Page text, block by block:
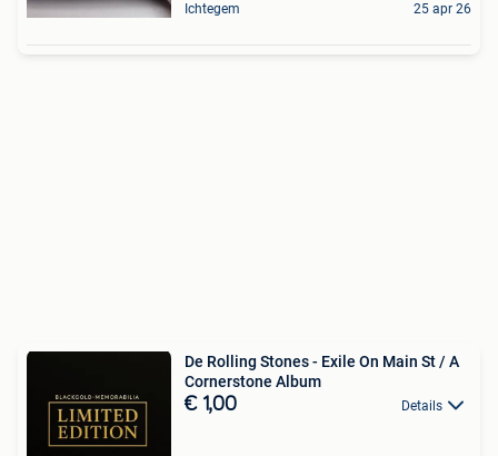
Ichtegem 25 apr 26
De Rolling Stones - Exile On Main St / A
Cornerstone Album
€ 1,00 Details